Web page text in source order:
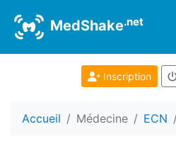
MedShake.net
Inscription
Accueil Médecine ECN